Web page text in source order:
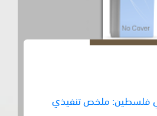
ملخص تنفيذي